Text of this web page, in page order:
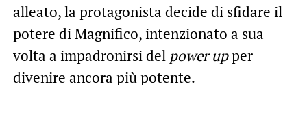
alleato, la protagonista decide di sfidare il
potere di Magnifico, intenzionato a sua
volta a impadronirsi del power upper
divenire ancora più potente.